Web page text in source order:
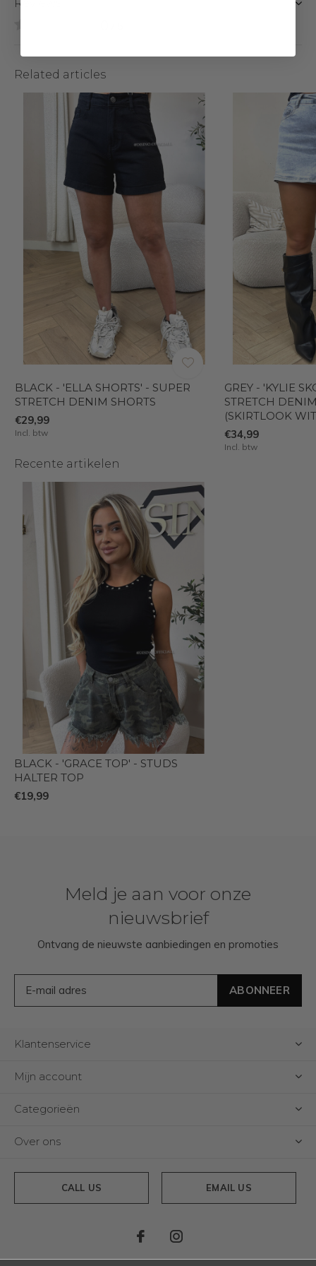
Reviews
Related articles
BLACK - 'ELLA SHORTS' - SUPER
STRETCH DENIM SHORTS
€29,99
Incl. btw
GREY - 'KYLIE
STRETCH
(SKIRTLOOK
€34,99
Incl. btw
Recente artikelen
BLACK - 'GRACE TOP' - STUDS
HALTER TOP
€19,99
Meld je aan voor onze
nieuwsbrief
Ontvang de nieuwste aanbiedingen en promoties
ABONNEER
Klantenservice
Mijn account
Categorieën
Over ons
CALL US EMAIL US